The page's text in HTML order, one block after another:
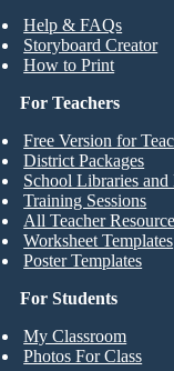
Help & FAQs
Storyboard Creator
How to Print
For Students
My Classroom
Photos For Class
For Teachers
Free Version for
District Packages
School Libraries and
Training Sessions
All Teacher
Worksheet Templates
Poster Templates